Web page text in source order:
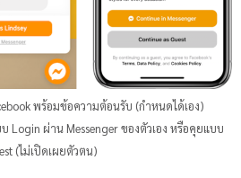
พร้อมข้อความต้อนรับ (กำหนดได้เอง)
Login ผ่าน Messenger ของตัวเอง หรือคุยแบบ
(ไม่เปิดเผยตัวตน)